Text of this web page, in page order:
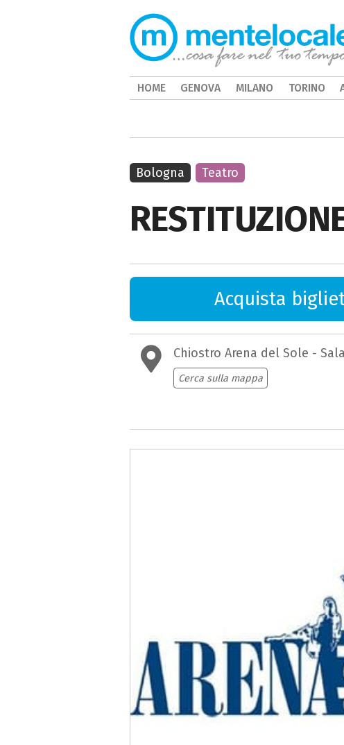
Acquista
Chiostro Arena del Sole -
Cerca sulla mappa
Bologna Teatro
HOME GENOVA MILANO TORINO